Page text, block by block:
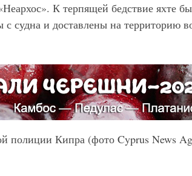
К терпящей бедствие яхте
судна и доставлены на территорию
полиции Кипра (фото Cyprus News